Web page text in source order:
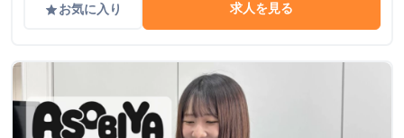
gradeお気に入り 求人を見る